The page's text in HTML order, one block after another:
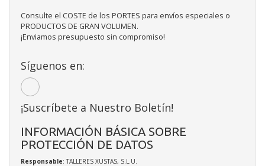
Consulte el COSTE de los PORTES para envíos especiales o
PRODUCTOS DE GRAN VOLUMEN.
¡Enviamos presupuesto sin compromiso!
Síguenos en:
¡Suscríbete a Nuestro Boletín!
INFORMACIÓN BÁSICA SOBRE
PROTECCIÓN DE DATOS
Responsable: TALLERES XUSTAS, S.L.U.